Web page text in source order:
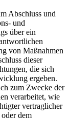
Abschluss und
und
über ein
von Maßnahmen
dieser
die sich
ergeben.
zum Zwecke der
verarbeitet, wie
vertraglicher
dem